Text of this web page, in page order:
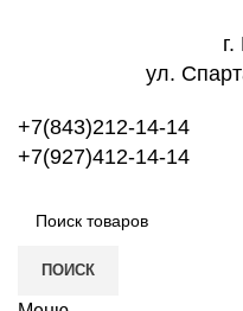
ул.
+7(843)212-14-14
+7(927)412-14-14
ПОИСК